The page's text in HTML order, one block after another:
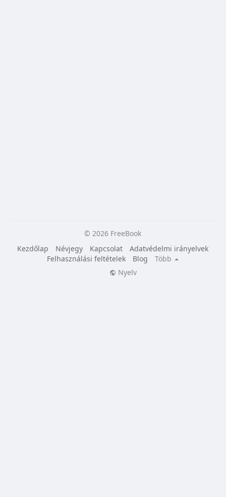
© 2026 FreeBook
Kezdőlap
Névjegy Kapcsolat
Adatvédelmi irányelvek
Felhasználási feltételek
Blog
Több
Nyelv